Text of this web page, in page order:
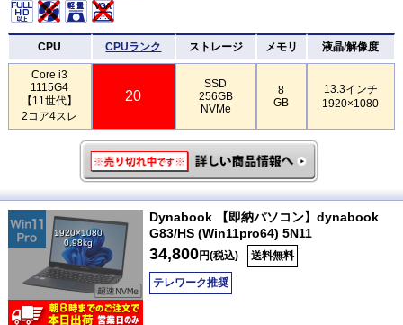
CPU CPUランク ストレージ メモリ 液晶/解像度
Core i3
1115G4
【11世代】
2コア4スレ
20
SSD
256GB
NVMe
8
GB
13.3インチ
1920×1080
1920×1080
0.98kg
Dynabook 【即納パソコン】dynabook
G83/HS (Win11pro64) 5N11
34,800円(税込) 送料無料
テレワーク推奨